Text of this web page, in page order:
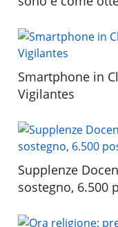
Smartphone in
Vigilantes
Supplenze
sostegno, 6.500